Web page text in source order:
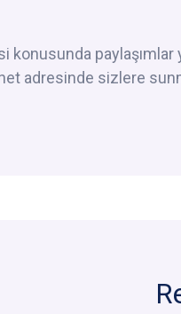
konusunda paylaşımlar
adresinde sizlere